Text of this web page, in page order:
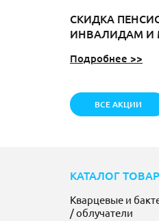
СКИДКА
ИНВАЛИДАМ И
Подробнее >>
ВСЕ АКЦИИ
КАТАЛОГ
Кварцевые и
/ облучатели